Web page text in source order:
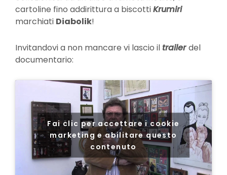
cartoline fino addirittura a biscottiKrumiri
marchiati Diabolik!
Invitandovi a non mancare vi lascio il trailer del
documentario:
Fai clic per accettare i cookie
marketing e abilitare questo
contenuto